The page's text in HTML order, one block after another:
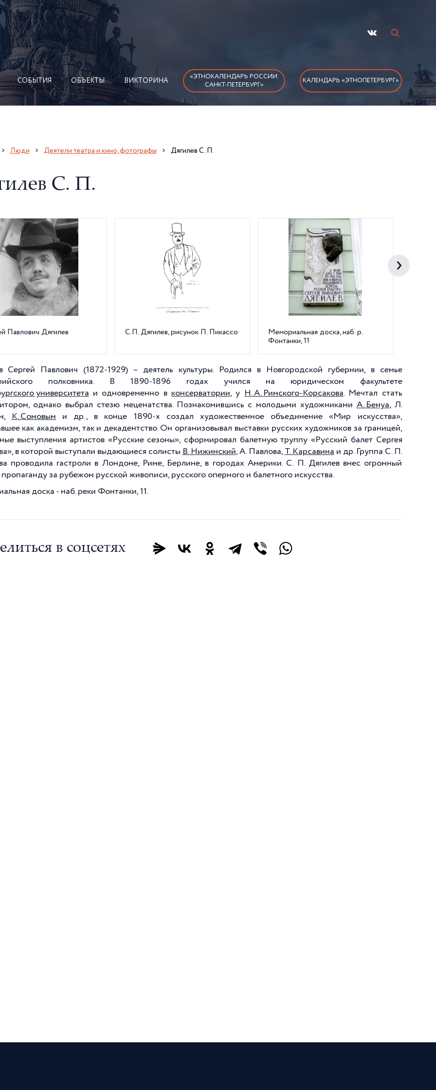
СОБЫТИЯ ОБЪЕКТЫ ВИКТОРИНА
«ЭТНОКАЛЕНДАРЬ РОССИИ.
САНКТ-ПЕТЕРБУРГ»
КАЛЕНДАРЬ «ЭТНОПЕТЕРБУРГ»
Люди Деятели театра и кино, фотографы Дягилев С. П.
С. П.
Павлович Дягилев С.П. Дягилев, рисунок П. Пикассо
Мемориальная доска, наб. р.
Фонтанки, 11
Сергей Павлович (1872-1929) – деятель культуры. Родился в Новгородской губернии, в семье
полковника. В 1890-1896 годах учился на юридическом факультете
университета и одновременно в консерватории, у Н. А. Римского-Корсакова. Мечтал стать
однако выбрал стезю меценатства. Познакомившись с молодыми художниками А. Бенуа, Л.
К. Сомовым и др., в конце 1890-х создал художественное объединение «Мир искусства»,
как академизм, так и декадентство. Он организовывал выставки русских художников за границей,
выступления артистов «Русские сезоны», сформировал балетную труппу «Русский балет Сергея
в которой выступали выдающиеся солисты В. Нижинский, А. Павлова, Т. Карсавина и др. Группа С. П.
проводила гастроли в Лондоне, Риме, Берлине, в городах Америки. С. П. Дягилев внес огромный
пропаганду за рубежом русской живописи, русского оперного и балетного искусства.
доска - наб. реки Фонтанки, 11.
в соцсетях